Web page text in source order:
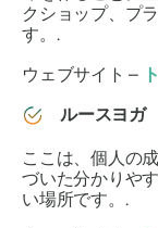
クショップ、プ
す。.
ウェブサイト –
ルースヨガ
ここは、個人の
づいた分かりや
い場所です。.